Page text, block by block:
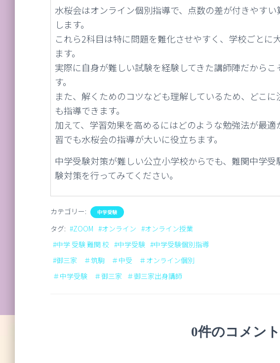
水桜会はオンライン個別指導で、点数の差が付きやす
します。
これら2科目は特に問題を難化させやすく、学校ごとに
ます。
実際に自身が難しい試験を経験してきた講師陣だから
す。
また、解くためのコツなども理解しているため、どこ
も指導できます。
加えて、学習効果を高めるにはどのような勉強法が最
習でも水桜会の指導が大いに役立ちます。
中学受験対策が難しい公立小学校からでも、難関中学
験対策を行ってみてください。
カテゴリー: 中学受験
タグ: #ZOOM #オンライン #オンライン授業
#中学 受験 難関 校 #中学受験 #中学受験個別指導
#御三家 ＃筑駒 ＃中受 ＃オンライン個別
＃中学受験 ＃御三家
＃御三家出身講師
0件のコメント